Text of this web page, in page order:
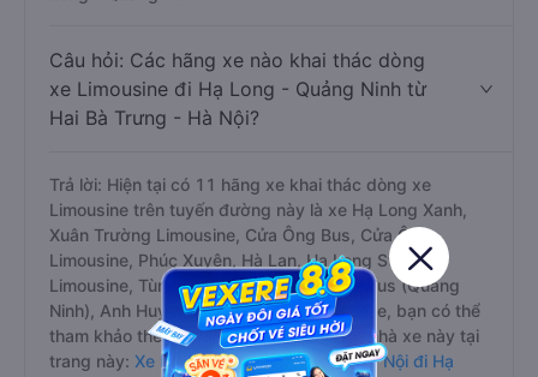
Câu hỏi: Các hãng xe nào khai thác dòng
xe Limousine đi Hạ Long - Quảng Ninh từ
Hai Bà Trưng - Hà Nội?
Trả lời: Hiện tại có 11 hãng xe khai thác dòng xe
Limousine trên tuyến đường này là xe Hạ Long Xanh,
Xuân Trường Limousine, Cửa Ông Bus, Cửa Ông
Limousine, Phúc Xuyên, Hà Lan, Hạ Long Star
Limousine, Tùng Tuấn Limousine, Green Bus (Quảng
Ninh), Anh Huy VIP, Anh Huy 92 Limousine, bạn có thể
tham khảo thêm thông tin và đặt vé các nhà xe này tại
trang này: Xe limousine Hai Bà Trưng - Hà Nội đi Hạ